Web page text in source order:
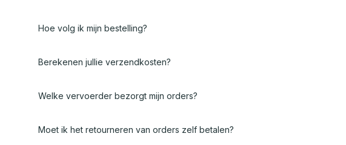
Hoe volg ik mijn bestelling?
Berekenen jullie verzendkosten?
Welke vervoerder bezorgt mijn orders?
Moet ik het retourneren van orders zelf betalen?